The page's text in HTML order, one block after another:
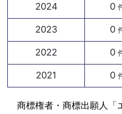
2024 0
2023 0
2022 0
2021 0
商標権者・商標出願人「